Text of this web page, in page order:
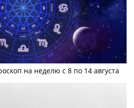
на неделю с 8 по 14 августа